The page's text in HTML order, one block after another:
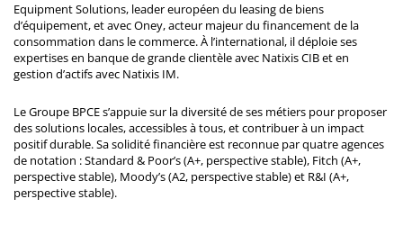
Equipment Solutions, leader européen du leasing de biens
d’équipement, et avec Oney, acteur majeur du financement de la
consommation dans le commerce. À l’international, il déploie ses
expertises en banque de grande clientèle avec Natixis CIB et en
gestion d’actifs avec Natixis IM.
Le Groupe BPCE s’appuie sur la diversité de ses métiers pour proposer
des solutions locales, accessibles à tous, et contribuer à un impact
positif durable. Sa solidité financière est reconnue par quatre agences
de notation : Standard & Poor’s (A+, perspective stable), Fitch (A+,
perspective stable), Moody’s (A2, perspective stable) et R&I (A+,
perspective stable).